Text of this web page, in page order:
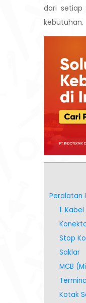
dari setiap
kebutuhan.
Peralatan
1.
Stop
Saklar
MCB
Kotak